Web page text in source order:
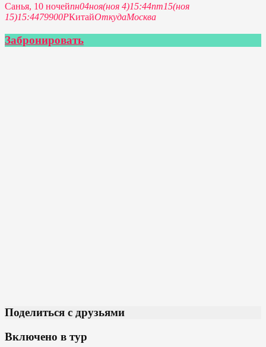
Санья, 10 ночейпн04ноя(ноя 4)15:44пт15(ноя
15)15:4479900РКитайОткудаМосква
Забронировать
Поделиться с друзьями
Включено в тур